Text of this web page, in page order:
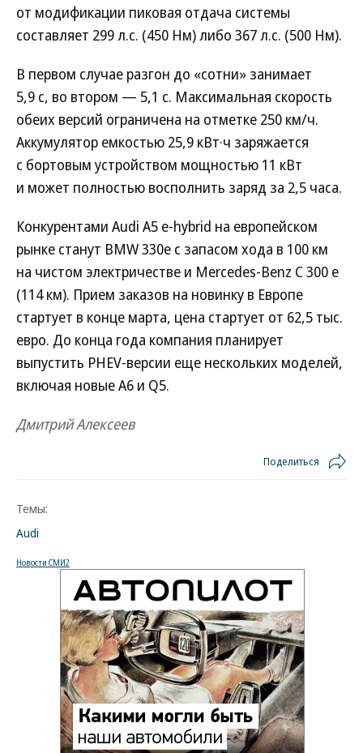
от модификации пиковая отдача системы
составляет 299 л.с. (450 Нм) либо 367 л.с. (500 Нм).
В первом случае разгон до «сотни» занимает
5,9 с, во втором — 5,1 с. Максимальная скорость
обеих версий ограничена на отметке 250 км/ч.
Аккумулятор емкостью 25,9 кВт·ч заряжается
с бортовым устройством мощностью 11 кВт
и может полностью восполнить заряд за 2,5 часа.
Конкурентами Audi A5 e-hybrid на европейском
рынке станут BMW 330e с запасом хода в 100 км
на чистом электричестве и Mercedes-Benz C 300 e
(114 км). Прием заказов на новинку в Европе
стартует в конце марта, цена стартует от 62,5 тыс.
евро. До конца года компания планирует
выпустить PHEV-версии еще нескольких моделей,
включая новые A6 и Q5.
Дмитрий Алексеев
Поделиться
Темы:
Audi
Новости СМИ2